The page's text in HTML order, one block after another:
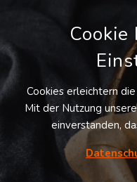
Möchten
speichern
Standorte
Cookies erleichtern
Mit der Nutzung
einverstanden,